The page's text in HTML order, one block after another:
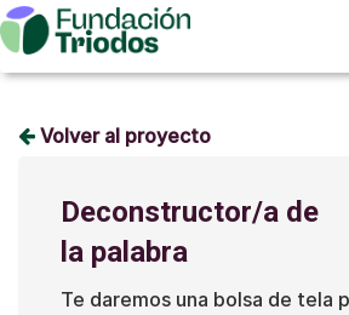
Volver al proyecto
Deconstructor/a de
la palabra
Te daremos una bolsa de tela